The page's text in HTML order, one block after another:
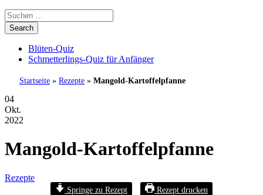
Blüten-Quiz
Schmetterlings-Quiz für Anfänger
Startseite » Rezepte » Mangold-Kartoffelpfanne
04
Okt.
2022
Mangold-Kartoffelpfanne
Rezepte
Springe zu Rezept Rezept drucken